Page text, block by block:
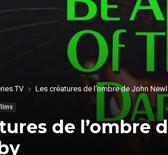
TV Les créatures de l’ombre de John
de l’ombre